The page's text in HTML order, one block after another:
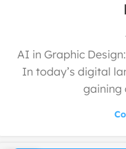
AI in Graphic
In today’s digital
gaining